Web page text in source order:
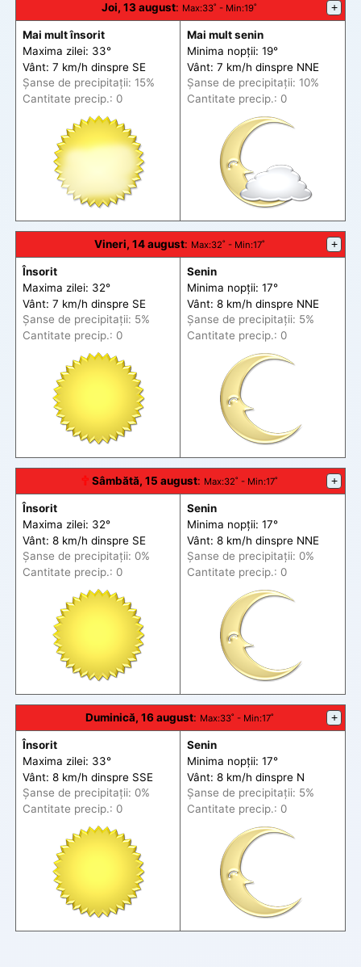
Joi, 13 august: Max:33˚ - Min:19˚ +
Mai mult însorit
Maxima zilei: 33°
Vânt: 7 km/h dinspre SE
Șanse de precipitații: 15%
Cantitate precip.: 0
Mai mult senin
Minima nopții: 19°
Vânt: 7 km/h dinspre NNE
Șanse de precipitații: 10%
Cantitate precip.: 0
Vineri, 14 august: Max:32˚ - Min:17˚ +
Însorit
Maxima zilei: 32°
Vânt: 7 km/h dinspre SE
Șanse de precipitații: 5%
Cantitate precip.: 0
Senin
Minima nopții: 17°
Vânt: 8 km/h dinspre NNE
Șanse de precipitații: 5%
Cantitate precip.: 0
🕆 Sâmbătă, 15 august: Max:32˚ - Min:17˚ +
Însorit
Maxima zilei: 32°
Vânt: 8 km/h dinspre SE
Șanse de precipitații: 0%
Cantitate precip.: 0
Senin
Minima nopții: 17°
Vânt: 8 km/h dinspre NNE
Șanse de precipitații: 0%
Cantitate precip.: 0
Duminică, 16 august: Max:33˚ - Min:17˚ +
Însorit
Maxima zilei: 33°
Vânt: 8 km/h dinspre SSE
Șanse de precipitații: 0%
Cantitate precip.: 0
Senin
Minima nopții: 17°
Vânt: 8 km/h dinspre N
Șanse de precipitații: 5%
Cantitate precip.: 0